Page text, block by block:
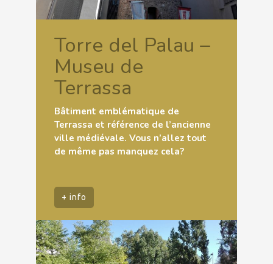
Torre del Palau –
Museu de
Terrassa
Bâtiment emblématique de
Terrassa et référence de l’ancienne
ville médiévale. Vous n’allez tout
de même pas manquez cela?
+ info